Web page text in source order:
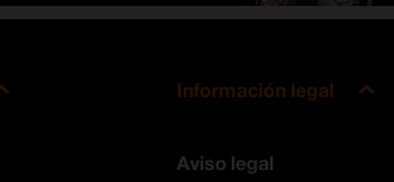
Información legal
Aviso legal